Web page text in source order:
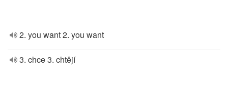
2. you want 2. you want
3. chce 3. chtějí